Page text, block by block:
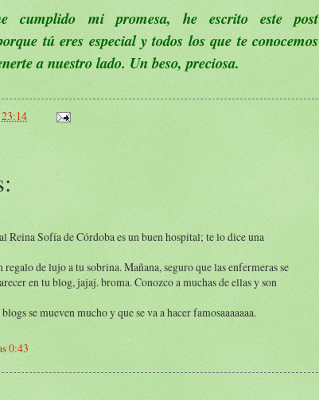
cumplido mi promesa, he escrito este post
tú eres especial y todos los que te conocemos
a nuestro lado. Un beso, preciosa.
23:14
Reina Sofía de Córdoba es un buen hospital; te lo dice una
regalo de lujo a tu sobrina. Mañana, seguro que las enfermeras se
en tu blog, jajaj. broma. Conozco a muchas de ellas y son
se mueven mucho y que se va a hacer famosaaaaaaa.
0:43